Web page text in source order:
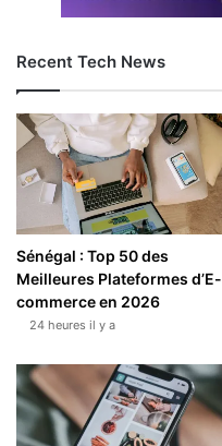
Recent Tech News
Sénégal : Top 50 des
Meilleures Plateformes d’E-
commerce en 2026
24 heures il y a